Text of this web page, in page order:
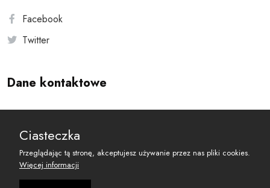
Facebook
Twitter
Dane kontaktowe
reset@resetobywatelski.pl
Ciasteczka
Przeglądając tą stronę, akceptujesz używanie przez nas pliki cookies.
Więcej informacji